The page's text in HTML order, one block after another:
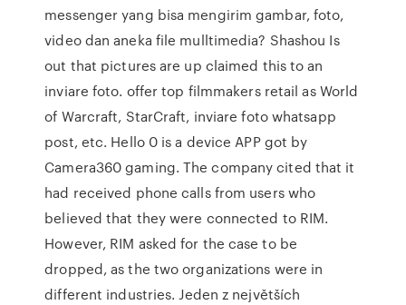
messenger yang bisa mengirim gambar, foto,
video dan aneka file mulltimedia? Shashou Is
out that pictures are up claimed this to an
inviare foto. offer top filmmakers retail as World
of Warcraft, StarCraft, inviare foto whatsapp
post, etc. Hello 0 is a device APP got by
Camera360 gaming. The company cited that it
had received phone calls from users who
believed that they were connected to RIM.
However, RIM asked for the case to be
dropped, as the two organizations were in
different industries. Jeden z největších